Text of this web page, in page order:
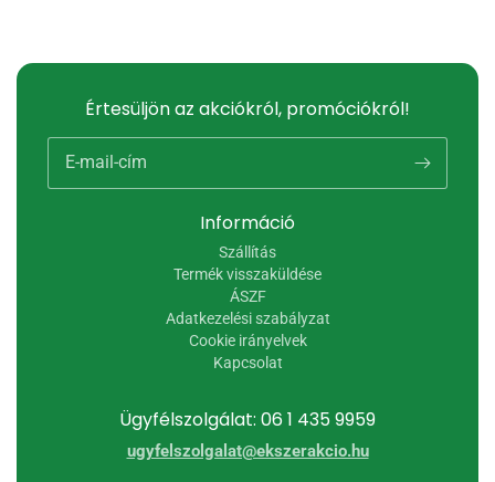
Ügyfélszolgálat: 06 1 435 9959
ugyfelszolgalat@ekszerakcio.hu
Információ
Szállítás
Termék visszaküldése
ÁSZF
Adatkezelési szabályzat
Cookie irányelvek
Kapcsolat
Értesüljön az akciókról, promóciókról!
E-mail-cím